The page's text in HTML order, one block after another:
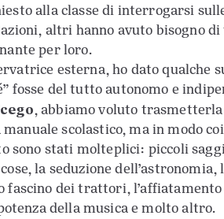
alla classe di interrogarsi
altri hanno avuto bisogno
per loro.
esterna, ho dato qualche
fosse del tutto autonomo e
, abbiamo voluto
scolastico, ma in modo
sono stati molteplici: piccoli
la seduzione dell’astronomia,
dei trattori,
della musica e molto altro.